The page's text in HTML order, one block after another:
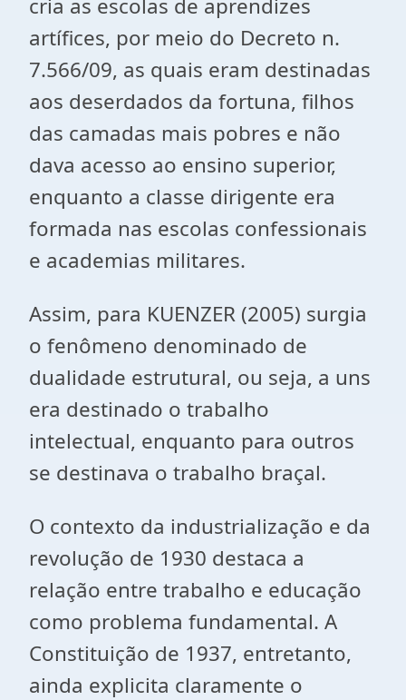
cria as escolas de aprendizes
artífices, por meio do Decreto n.
7.566/09, as quais eram destinadas
aos deserdados da fortuna, filhos
das camadas mais pobres e não
dava acesso ao ensino superior,
enquanto a classe dirigente era
formada nas escolas confessionais
e academias militares.
Assim, para KUENZER (2005) surgia
o fenômeno denominado de
dualidade estrutural, ou seja, a uns
era destinado o trabalho
intelectual, enquanto para outros
se destinava o trabalho braçal.
O contexto da industrialização e da
revolução de 1930 destaca a
relação entre trabalho e educação
como problema fundamental. A
Constituição de 1937, entretanto,
ainda explicita claramente o